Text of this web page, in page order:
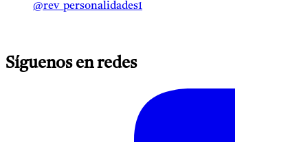
@rev_personalidades1
Síguenos en redes